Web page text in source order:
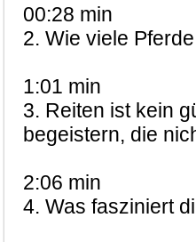
00:28 min
2. Wie viele
1:01 min
3. Reiten ist kein
begeistern, die
2:06 min
4. Was fasziniert